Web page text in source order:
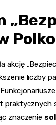
akcję
liczby
praktycznych
znaczenie